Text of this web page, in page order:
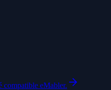
compatible eMabler.